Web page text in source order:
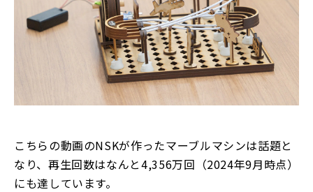
こちらの動画のNSKが作ったマーブルマシンは話題と
なり、再生回数はなんと4,356万回（2024年9月時点）
にも達しています。